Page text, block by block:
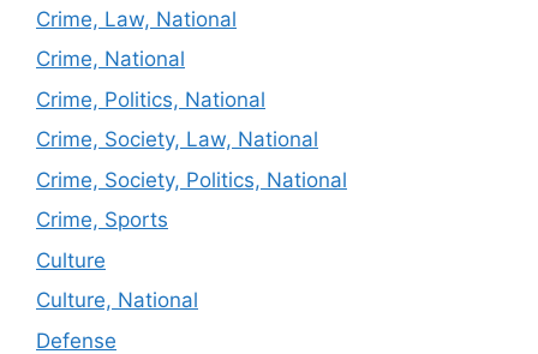
Crime, Law, National
Crime, National
Crime, Politics, National
Crime, Society, Law, National
Crime, Society, Politics, National
Crime, Sports
Culture
Culture, National
Defense